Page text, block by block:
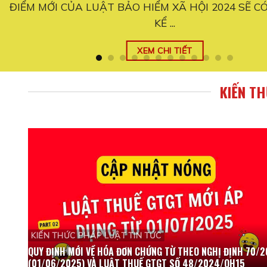
Quy định mới đối với hộ kinh doanh từ ngày 01/06/
thay đổi ...
XEM CHI TIẾT
KIẾN
KIẾN THỨC PHÁP LUẬT TIN TỨC
QUY ĐỊNH MỚI VỀ HÓA ĐƠN CHỨNG TỪ THEO NGHỊ ĐỊNH 70/
(01/06/2025) VÀ LUẬT THUẾ GTGT SỐ 48/2024/QH15